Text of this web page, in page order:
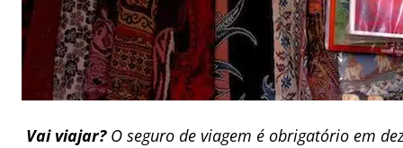
Vai viajar? O seguro de viagem é obrigatório em